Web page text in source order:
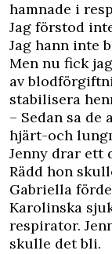
hamnade i
Jag förstod
Jag hann inte
Men nu fick
av
stabilisera
– Sedan sa
hjärt-och
Jen­­ny drar ett
Rädd hon
Gabriella
Karolinska
respirator.
skulle det bli.